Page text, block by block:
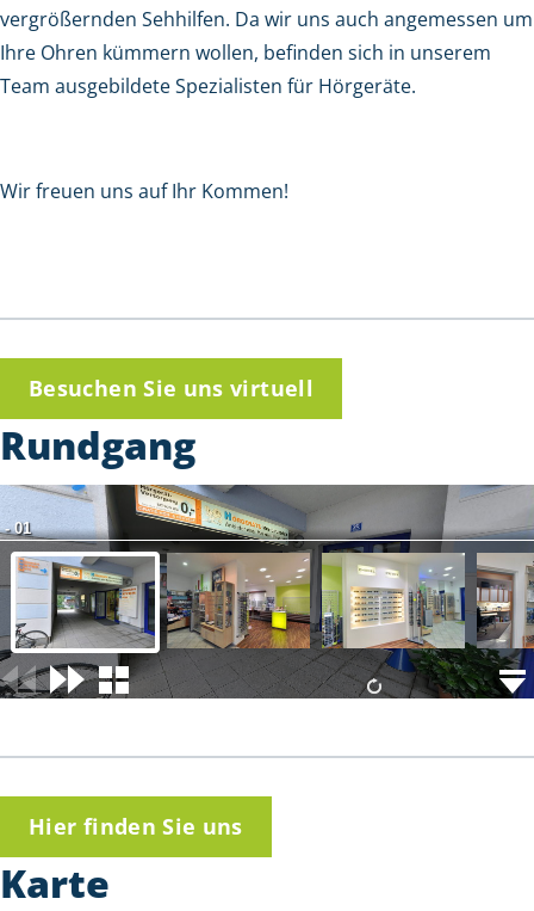
vergrößernden Sehhilfen. Da wir uns auch angemessen um
Ihre Ohren kümmern wollen, befinden sich in unserem
Team ausgebildete Spezialisten für Hörgeräte.
Wir freuen uns auf Ihr Kommen!
Besuchen Sie uns virtuell
Rundgang
- 01
Hier finden Sie uns
Karte